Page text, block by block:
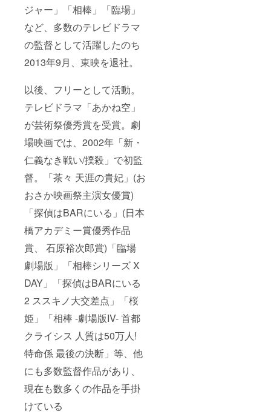
ジャー」「相棒」「臨場」
など、多数のテレビドラマ
の監督として活躍したのち
2013年9月、東映を退社。
以後、フリーとして活動。
テレビドラマ「あかね空」
が芸術祭優秀賞を受賞。劇
場映画では、2002年「新・
仁義なき戦い/撲殺」で初監
督。「茶々 天涯の貴妃」(お
おさか映画祭主演女優賞)
「探偵はBARにいる」(日本
橋アカデミー賞優秀作品
賞、 石原裕次郎賞)「臨場
劇場版」「相棒シリーズ X
DAY」「探偵はBARにいる
2 ススキノ大交差点」「桜
姫」「相棒 -劇場版IV- 首都
クライシス 人質は50万人!
特命係 最後の決断」等、他
にも多数監督作品があり、
現在も数多くの作品を手掛
けている